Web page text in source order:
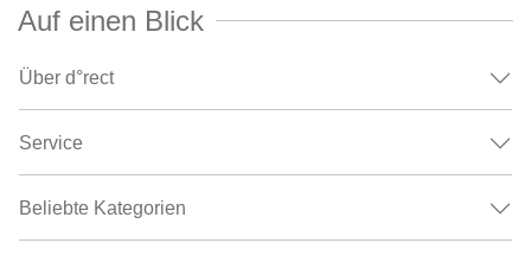
Auf einen Blick
Über d°rect
Service
Beliebte Kategorien